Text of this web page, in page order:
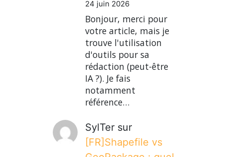
24 juin 2026
Bonjour, merci pour
votre article, mais je
trouve l'utilisation
d'outils pour sa
rédaction (peut-être
IA ?). Je fais
notamment
référence…
SylTer sur
[FR]Shapefile vs